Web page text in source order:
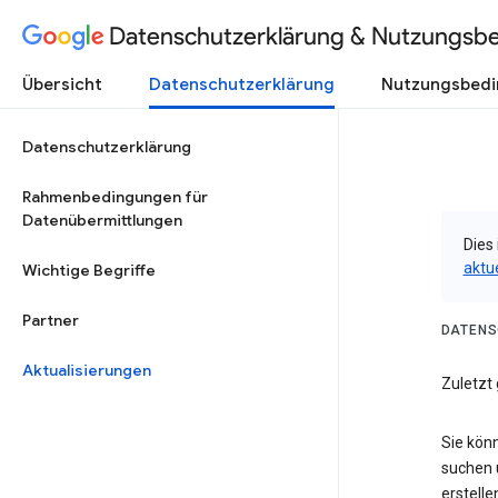
Datenschutzerklärung &
Übersicht Datenschutzerklärung
Datenschutzerklärung
Rahmenbedingungen für
Datenübermittlungen
Wichtige Begriffe
Partner
Aktualisierungen
Zuletzt
Sie
suchen